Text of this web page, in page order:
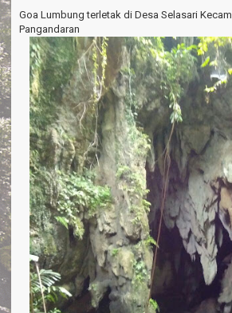
v
g
a
t
i
o
n
Goa Lumbung terletak di Desa Selasari
Pangandaran